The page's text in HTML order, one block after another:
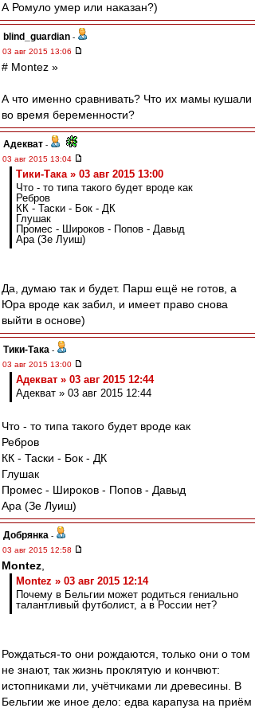
А Ромуло умер или наказан?)
blind_guardian -
03 авг 2015 13:06
# Montez »
А что именно сравнивать? Что их мамы кушали
во время беременности?
Адекват -
03 авг 2015 13:04
Тики-Така » 03 авг 2015 13:00
Что - то типа такого будет вроде как
Ребров
КК - Таски - Бок - ДК
Глушак
Промес - Широков - Попов - Давыд
Ара (Зе Луиш)
Да, думаю так и будет. Парш ещё не готов, а
Юра вроде как забил, и имеет право снова
выйти в основе)
Тики-Така -
03 авг 2015 13:00
Адекват » 03 авг 2015 12:44
Адекват » 03 авг 2015 12:44
Что - то типа такого будет вроде как
Ребров
КК - Таски - Бок - ДК
Глушак
Промес - Широков - Попов - Давыд
Ара (Зе Луиш)
Добрянка -
03 авг 2015 12:58
Montez
Montez » 03 авг 2015 12:14
Почему в Бельгии может родиться гениально
талантливый футболист, а в России нет?
Рождаться-то они рождаются, только они о том
не знают, так жизнь проклятую и кончвют:
истопниками ли, учётчиками ли древесины. В
Бельгии же иное дело: едва карапуза на приём